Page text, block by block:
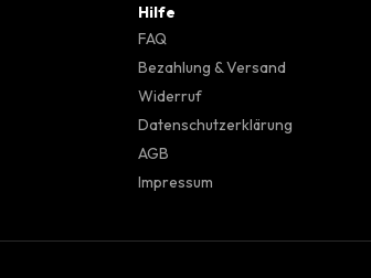
Hilfe
FAQ
Bezahlung & Versand
Widerruf
Datenschutzerklärung
AGB
Impressum